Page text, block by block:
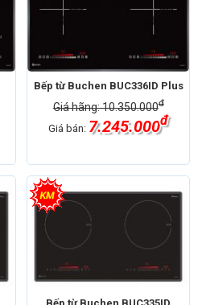
Bếp từ Buchen BUC336ID Plus
Giá hãng: 10.350.000đ
Giá bán: 7.245.000đ